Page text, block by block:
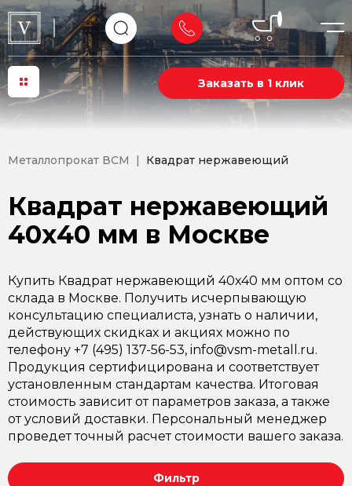
Заказать в 1 клик
Металлопрокат ВСМ Квадрат нержавеющий
Квадрат нержавеющий
40х40 мм в Москве
Купить Квадрат нержавеющий 40х40 мм оптом со
склада в Москве. Получить исчерпывающую
консультацию специалиста, узнать о наличии,
действующих скидках и акциях можно по
телефону +7 (495) 137-56-53, info@vsm-metall.ru.
Продукция сертифицирована и соответствует
установленным стандартам качества. Итоговая
стоимость зависит от параметров заказа, а также
от условий доставки. Персональный менеджер
проведет точный расчет стоимости вашего заказа.
Фильтр